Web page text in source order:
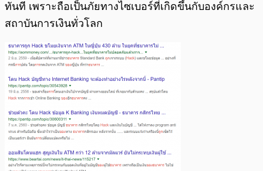
ทันที เพราะถือเป็นภัยทางไซเบอร์ที่เกิดขึ้นกับองค์กรและ
สถาบันการเงินทั่วโลก